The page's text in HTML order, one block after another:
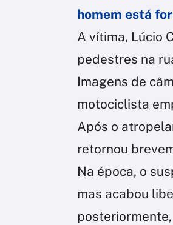
homem está
A vítima, Lúcio
pedestres na
Imagens de
motociclista
Após o
retornou
Na época, o
mas acabou